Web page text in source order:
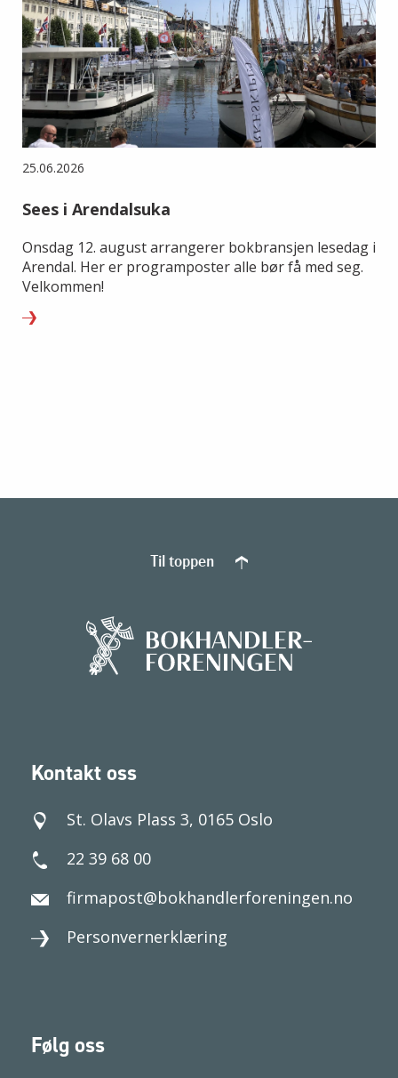
25.06.2026
Sees i Arendalsuka
Onsdag 12. august arrangerer bokbransjen lesedag i
Arendal. Her er programposter alle bør få med seg.
Velkommen!
Kontakt oss
St. Olavs Plass 3, 0165 Oslo
22 39 68 00
firmapost@bokhandlerforeningen.no
Personvernerklæring
Følg oss
Til toppen